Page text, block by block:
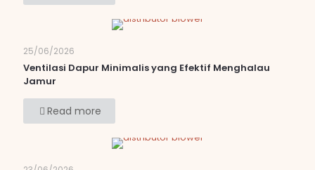
25/06/2026
Ventilasi Dapur Minimalis yang Efektif Menghalau
Jamur
Read more